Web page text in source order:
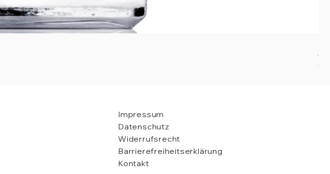
€
Impressum
Datenschutz
Widerrufsrecht
Barrierefreiheitserklärung
Kontakt